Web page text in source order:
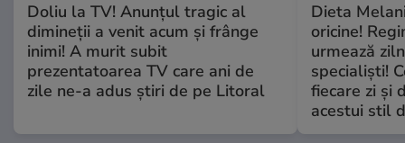
Doliu la TV! Anunțul tragic al
dimineții a venit acum și frânge
inimi! A murit subit
prezentatoarea TV care ani de
zile ne-a adus știri de pe Litoral
Dieta
oricine!
urmează
specialiști!
fiecare zi și
acestui stil